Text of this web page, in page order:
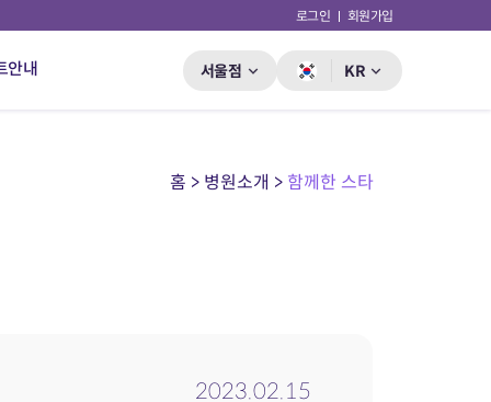
로그인 회원가입
안내 서울점 KR
홈 > 병원소개 > 함께한 스타
2023.02.15